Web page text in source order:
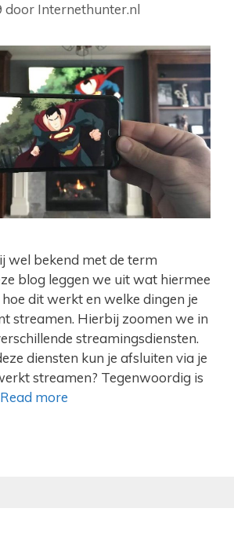
door Internethunter.nl
wel bekend met de term
blog leggen we uit wat hiermee
dit werkt en welke dingen je
streamen. Hierbij zoomen we in
streamingsdiensten.
diensten kun je afsluiten via je
streamen? Tegenwoordig is
Read more